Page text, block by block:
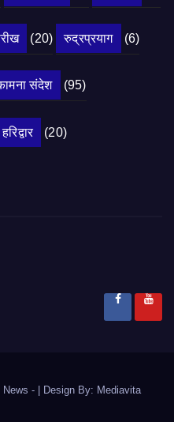
(20) रुद्रप्रयाग (6)
संदेश (95)
हरिद्वार (20)
News - Design By: Mediavita